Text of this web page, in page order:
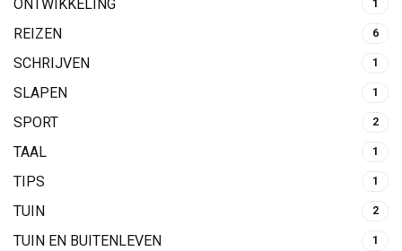
ONTWIKKELING 1
REIZEN 6
SCHRIJVEN 1
SLAPEN 1
SPORT 2
TAAL 1
TIPS 1
TUIN 2
TUIN EN BUITENLEVEN 1